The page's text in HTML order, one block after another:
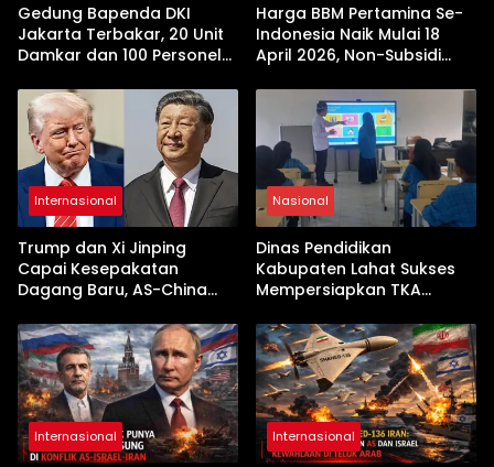
Gedung Bapenda DKI
Jakarta Terbakar, 20 Unit
Damkar dan 100 Personel
Harga BBM Pertamina Se-
Indonesia Naik Mulai 18
April 2026, Non-Subsidi
Internasional
Trump dan Xi Jinping
Capai Kesepakatan
Dagang Baru, AS-China
Jelang Kunjungan Beijing
Nasional
Dinas Pendidikan
Kabupaten Lahat Sukses
Mempersiapkan TKA
Pembekalan Latihan Soal
Tanpa Internet
Internasional Internasional